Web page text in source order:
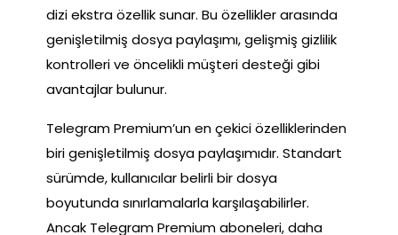
dizi ekstra özellik sunar. Bu özellikler arasında
genişletilmiş dosya paylaşımı, gelişmiş gizlilik
kontrolleri ve öncelikli müşteri desteği gibi
avantajlar bulunur.
Telegram Premium’un en çekici özelliklerinden
biri genişletilmiş dosya paylaşımıdır. Standart
sürümde, kullanıcılar belirli bir dosya
boyutunda sınırlamalarla karşılaşabilirler.
Ancak Telegram Premium aboneleri, daha